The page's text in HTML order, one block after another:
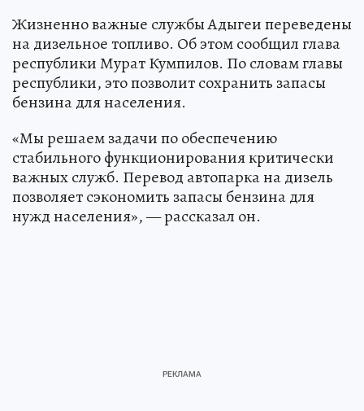
Жизненно важные службы Адыгеи переведены
на дизельное топливо. Об этом сообщил глава
республики Мурат Кумпилов. По словам главы
республики, это позволит сохранить запасы
бензина для населения.
«Мы решаем задачи по обеспечению
стабильного функционирования критически
важных служб. Перевод автопарка на дизель
позволяет сэкономить запасы бензина для
нужд населения», — рассказал он.